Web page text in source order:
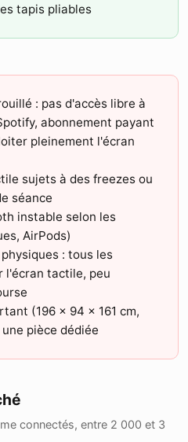
tapis pliables
: pas d'accès libre à
abonnement payant
pleinement l'écran
sujets à des freezes ou
séance
instable selon les
AirPods)
: tous les
l'écran tactile, peu
(196 × 94 × 161 cm,
pièce dédiée
connectés, entre 2 000 et 3